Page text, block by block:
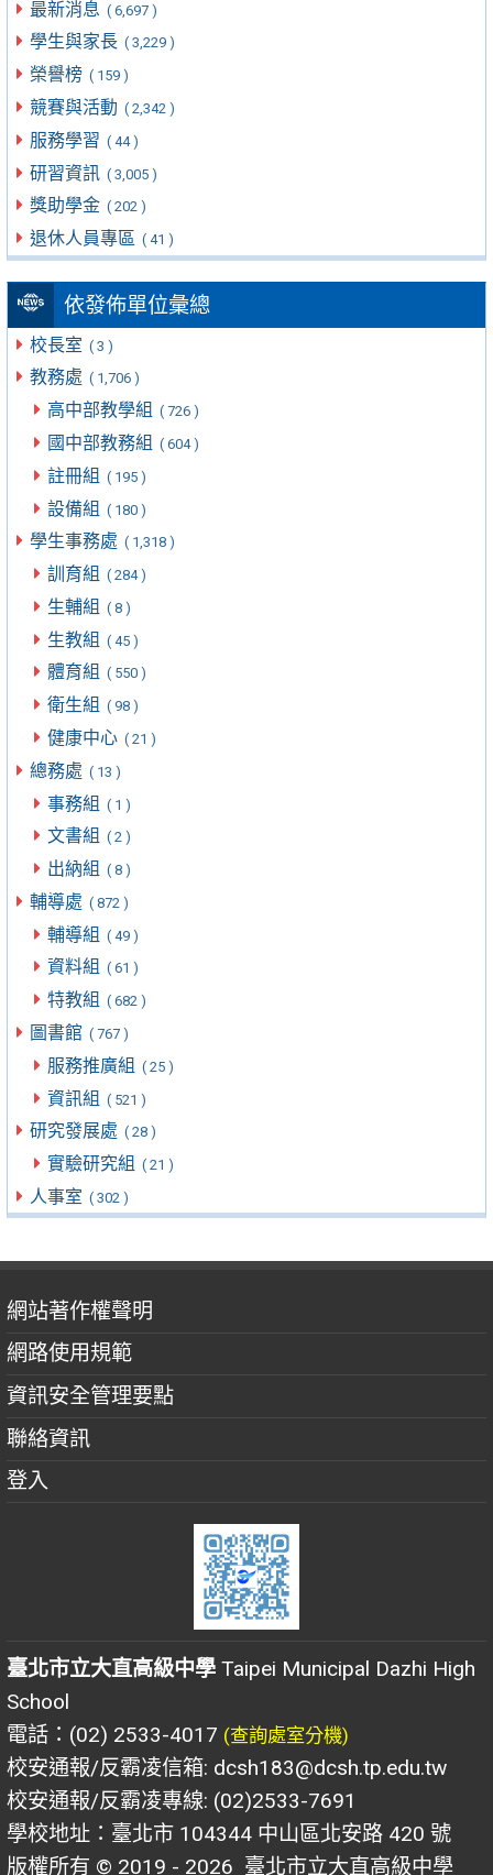
最新消息 ( 6,697 )
學生與家長 ( 3,229 )
榮譽榜 ( 159 )
競賽與活動 ( 2,342 )
服務學習 ( 44 )
研習資訊 ( 3,005 )
獎助學金 ( 202 )
退休人員專區 ( 41 )
依發佈單位彙總
校長室 ( 3 )
教務處 ( 1,706 )
高中部教學組 ( 726 )
國中部教務組 ( 604 )
註冊組 ( 195 )
設備組 ( 180 )
學生事務處 ( 1,318 )
訓育組 ( 284 )
生輔組 ( 8 )
生教組 ( 45 )
體育組 ( 550 )
衛生組 ( 98 )
健康中心 ( 21 )
總務處 ( 13 )
事務組 ( 1 )
文書組 ( 2 )
出納組 ( 8 )
輔導處 ( 872 )
輔導組 ( 49 )
資料組 ( 61 )
特教組 ( 682 )
圖書館 ( 767 )
服務推廣組 ( 25 )
資訊組 ( 521 )
研究發展處 ( 28 )
實驗研究組 ( 21 )
人事室 ( 302 )
網站著作權聲明
網路使用規範
資訊安全管理要點
聯絡資訊
登入
臺北市立大直高級中學 Taipei Municipal Dazhi High
School
電話：(02) 2533-4017 (查詢處室分機)
校安通報/反霸凌信箱: dcsh183@dcsh.tp.edu.tw
校安通報/反霸凌專線: (02)2533-7691
學校地址：臺北市 104344 中山區北安路 420 號
版權所有 © 2019 - 2026 臺北市立大直高級中學